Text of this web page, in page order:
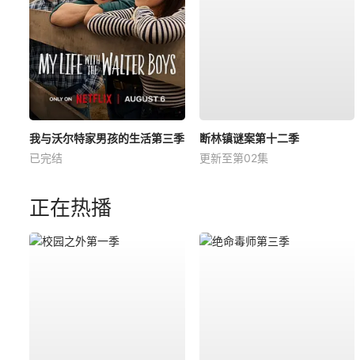
我与沃尔特家男孩的生活第三季
已完结
断林镇谜案第十二季
更新至第02集
正在热播